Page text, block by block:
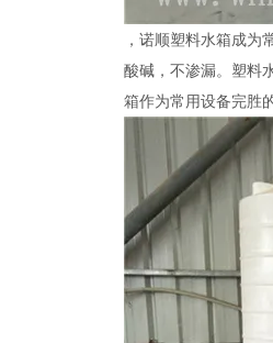
，诺顺塑料水箱成
酸碱，不渗漏。塑料
箱作为常用设备完胜